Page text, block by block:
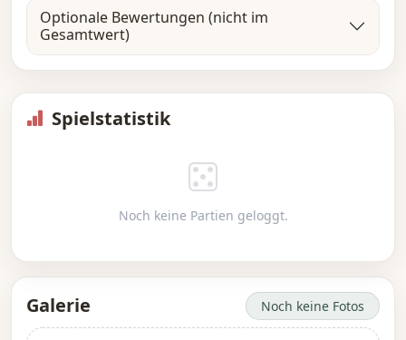
Optionale Bewertungen (nicht im
Gesamtwert)
Spielstatistik
Noch keine Partien geloggt.
Galerie Noch keine Fotos